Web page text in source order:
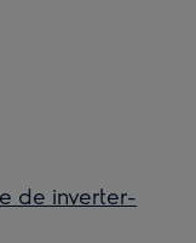
de inverter-